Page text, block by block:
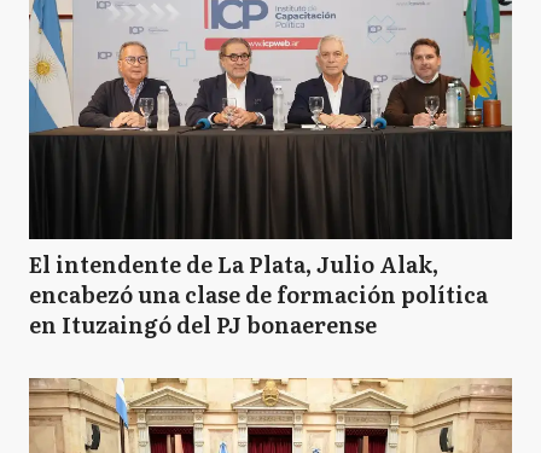
El intendente de La Plata, Julio Alak,
encabezó una clase de formación política
en Ituzaingó del PJ bonaerense